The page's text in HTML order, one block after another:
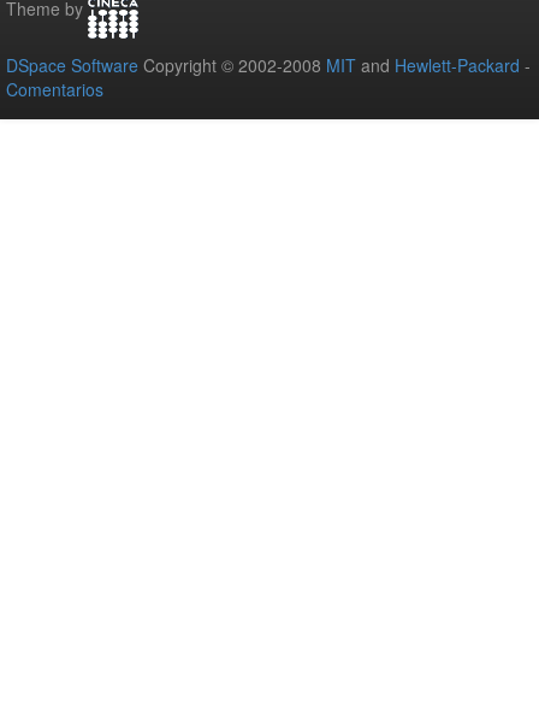
Theme by
DSpace Software Copyright © 2002-2008 MIT and Hewlett-Packard -
Comentarios